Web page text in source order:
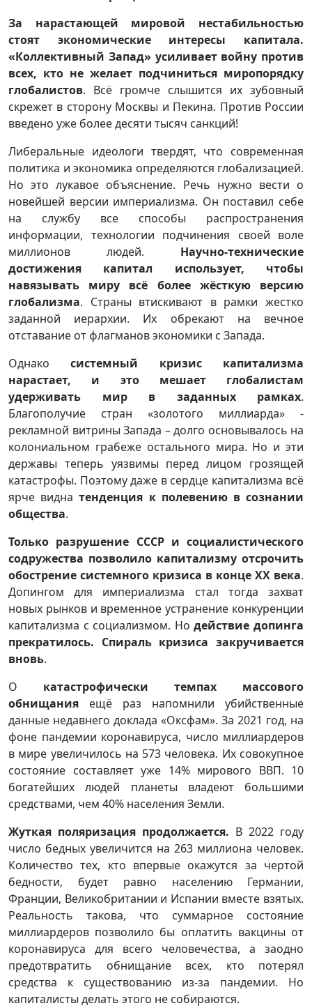
За нарастающей мировой нестабильностью
стоят экономические интересы капитала.
«Коллективный Запад» усиливает войну против
всех, кто не желает подчиниться миропорядку
глобалистов. Всё громче слышится их зубовный
скрежет в сторону Москвы и Пекина. Против России
введено уже более десяти тысяч санкций!
Либеральные идеологи твердят, что современная
политика и экономика определяются глобализацией.
Но это лукавое объяснение. Речь нужно вести о
новейшей версии империализма. Он поставил себе
на службу все способы распространения
информации, технологии подчинения своей воле
миллионов людей. Научно-технические
достижения капитал использует, чтобы
навязывать миру всё более жёсткую версию
глобализма. Страны втискивают в рамки жестко
заданной иерархии. Их обрекают на вечное
отставание от флагманов экономики с Запада.
Однакосистемный кризис капитализма
нарастает, и это мешает глобалистам
удерживать мир в заданных рамках.
Благополучие стран «золотого миллиарда» -
рекламной витрины Запада – долго основывалось на
колониальном грабеже остального мира. Но и эти
державы теперь уязвимы перед лицом грозящей
катастрофы. Поэтому даже в сердце капитализма всё
ярче виднатенденция к полевению в сознании
общества.
Только разрушение СССР и социалистического
содружества позволило капитализму отсрочить
обострение системного кризиса в конце XX века.
Допингом для империализма стал тогда захват
новых рынков и временное устранение конкуренции
капитализма с социализмом. Нодействие допинга
прекратилось. Спираль кризиса закручивается
вновь.
О катастрофически темпах массового
обнищания ещё раз напомнили убийственные
данные недавнего доклада «Оксфам». За 2021 год, на
фоне пандемии коронавируса, число миллиардеров
в мире увеличилось на 573 человека. Их совокупное
состояние составляет уже 14% мирового ВВП. 10
богатейших людей планеты владеют большими
средствами, чем 40% населения Земли.
Жуткая поляризация продолжается. В 2022 году
число бедных увеличится на 263 миллиона человек.
Количество тех, кто впервые окажутся за чертой
бедности, будет равно населению Германии,
Франции, Великобритании и Испании вместе взятых.
Реальность такова, что суммарное состояние
миллиардеров позволило бы оплатить вакцины от
коронавируса для всего человечества, а заодно
предотвратить обнищание всех, кто потерял
средства к существованию из-за пандемии. Но
капиталисты делать этого не собираются.